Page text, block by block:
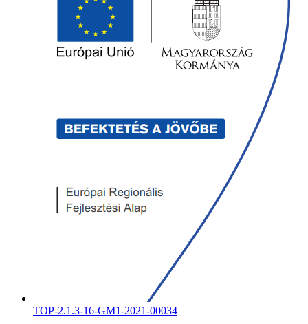
TOP-2.1.3-16-GM1-2021-00034